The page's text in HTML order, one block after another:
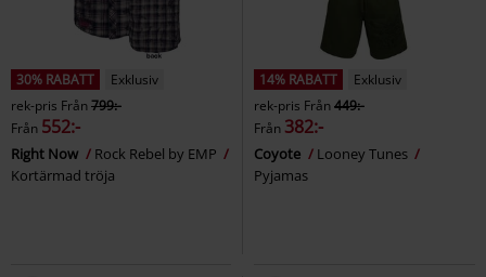
30% RABATT
Exklusiv
rek-pris Från799:-
Från 552:-
Right Now
Rock Rebel by EMP
Kortärmad tröja
14% RABATT
Exklusiv
rek-pris Från449:-
Från 382:-
Coyote
Looney Tunes
Pyjamas